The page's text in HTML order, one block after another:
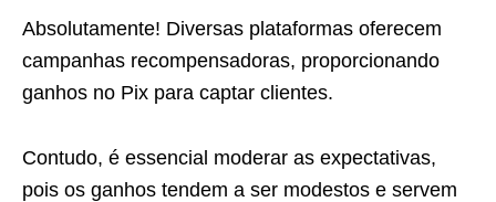
Absolutamente! Diversas plataformas oferecem
campanhas recompensadoras, proporcionando
ganhos no Pix para captar clientes.
Contudo, é essencial moderar as expectativas,
pois os ganhos tendem a ser modestos e servem